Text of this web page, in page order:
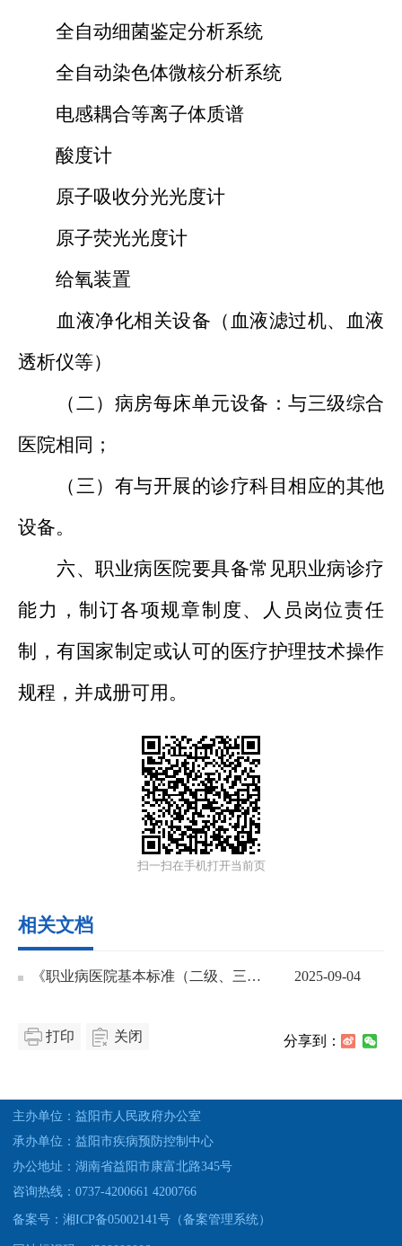
全自动细菌鉴定分析系统
全自动染色体微核分析系统
电感耦合等离子体质谱
酸度计
原子吸收分光光度计
原子荧光光度计
给氧装置
血液净化相关设备（血液滤过机、血液
透析仪等）
（二）病房每床单元设备：与三级综合
医院相同；
（三）有与开展的诊疗科目相应的其他
设备。
六、职业病医院要具备常见职业病诊疗
能力，制订各项规章制度、人员岗位责任
制，有国家制定或认可的医疗护理技术操作
规程，并成册可用。
扫一扫在手机打开当前页
相关文档
《职业病医院基本标准（二级、三级）》政策解读 2025-09-04
打印 关闭 分享到：
主办单位：益阳市人民政府办公室
承办单位：益阳市疾病预防控制中心
办公地址：湖南省益阳市康富北路345号
咨询热线：0737-4200661 4200766
备案号：湘ICP备05002141号（备案管理系统）